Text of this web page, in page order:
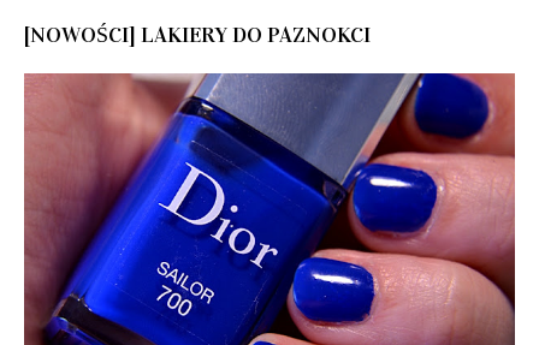
[NOWOŚCI] LAKIERY DO PAZNOKCI